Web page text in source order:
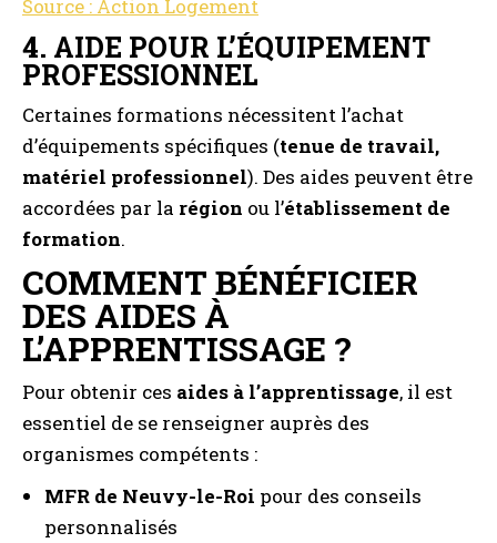
Source : Action Logement
4. AIDE POUR L’ÉQUIPEMENT
PROFESSIONNEL
Certaines formations nécessitent l’achat
d’équipements spécifiques (tenue de travail,
matériel professionnel). Des aides peuvent être
accordées par la région ou l’établissement de
formation.
COMMENT BÉNÉFICIER
DES AIDES À
L’APPRENTISSAGE ?
Pour obtenir ces aides à l’apprentissage, il est
essentiel de se renseigner auprès des
organismes compétents :
MFR de Neuvy-le-Roi pour des conseils
personnalisés